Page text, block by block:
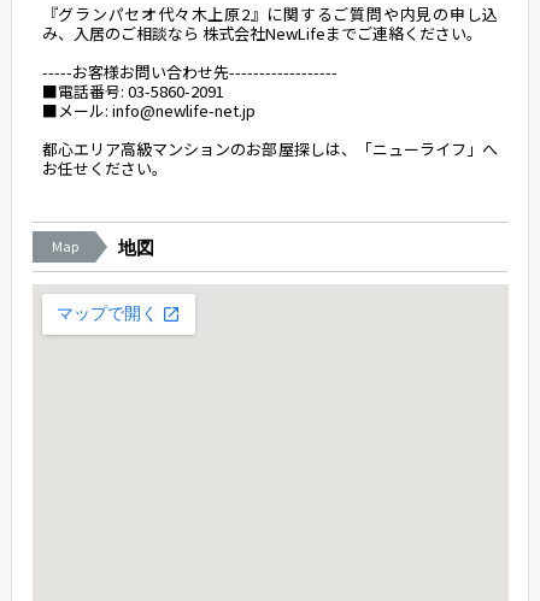
『グランパセオ代々木上原2』に関するご質問や内見の申し込
み、入居のご相談なら 株式会社NewLifeまでご連絡ください。
-----お客様お問い合わせ先------------------
■電話番号: 03-5860-2091
■メール: info@newlife-net.jp
都心エリア高級マンションのお部屋探しは、「ニューライフ」へ
お任せください。
Map 地図